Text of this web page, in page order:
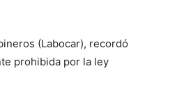
(Labocar), recordó
prohibida por la ley